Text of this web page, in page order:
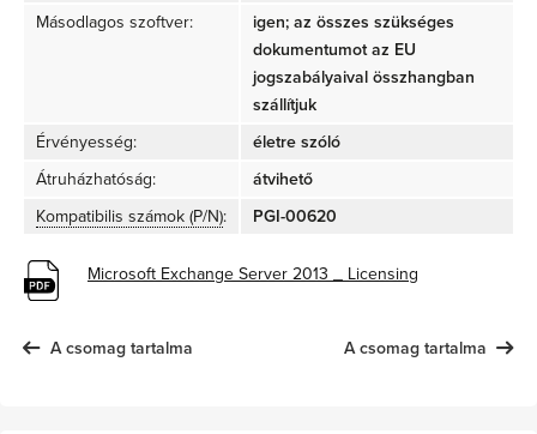
Másodlagos szoftver:
igen; az összes szükséges
dokumentumot az EU
jogszabályaival összhangban
szállítjuk
Érvényesség:
életre szóló
Átruházhatóság:
átvihető
Kompatibilis számok (P/N): PGI-00620
Microsoft Exchange Server 2013 _ Licensing
A csomag tartalma A csomag tartalma